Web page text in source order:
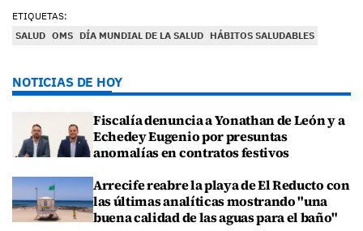
ETIQUETAS:
SALUD OMS DÍA MUNDIAL DE LA SALUD HÁBITOS SALUDABLES
NOTICIAS DE HOY
Fiscalía denuncia a Yonathan de León y a
Echedey Eugenio por presuntas
anomalías en contratos festivos
Arrecife reabre la playa de El Reducto con
las últimas analíticas mostrando "una
buena calidad de las aguas para el baño"